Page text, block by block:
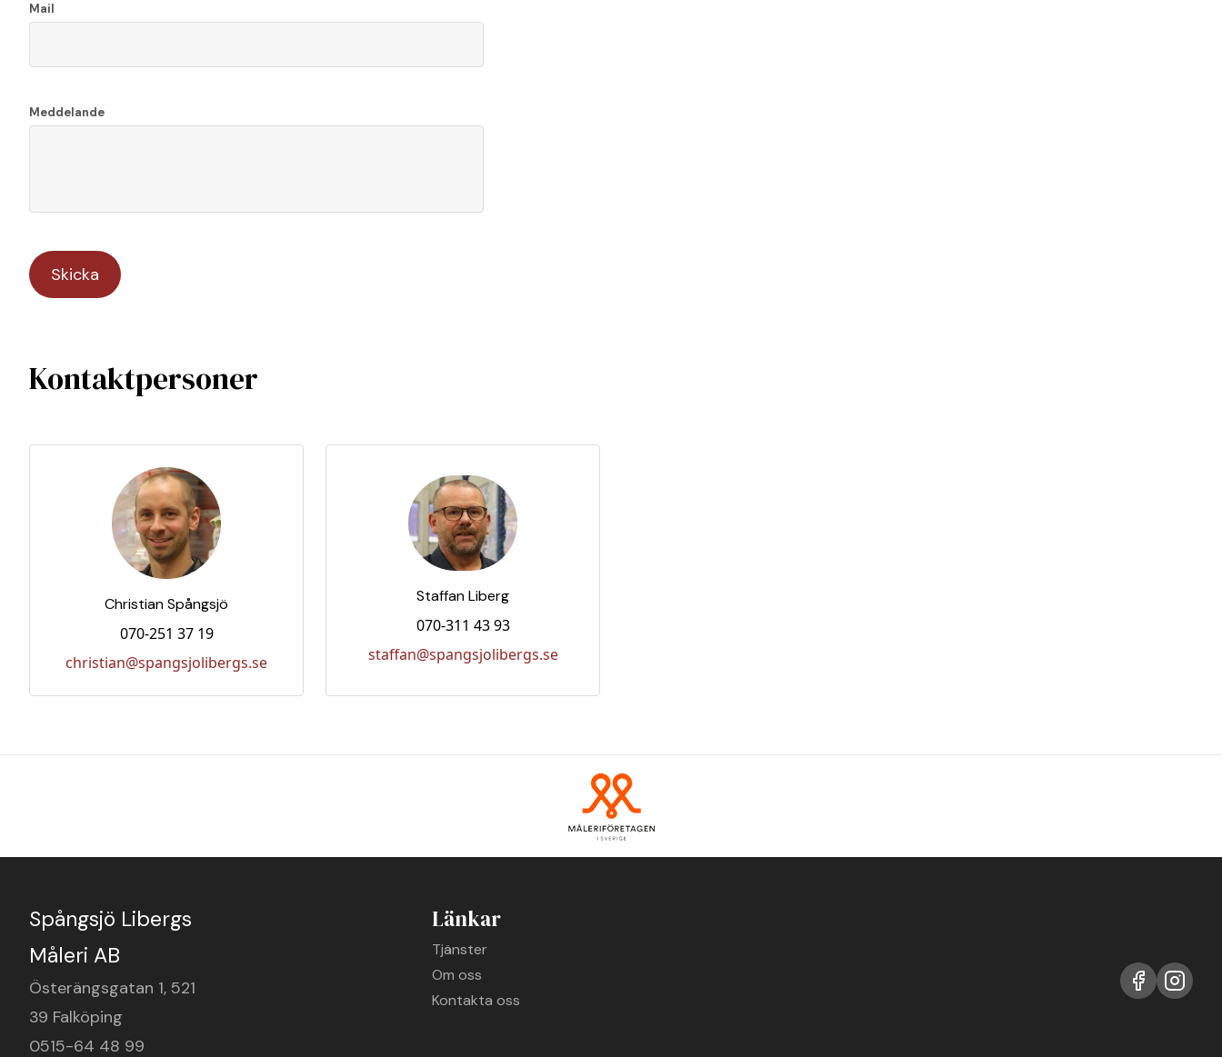
Mail
Meddelande
Kontaktpersoner
Christian Spångsjö
070-251 37 19
christian@spangsjolibergs.se
Staffan Liberg
070-311 43 93
staffan@spangsjolibergs.se
Länkar
Tjänster
Om oss
Kontakta oss
Spångsjö Libergs
Måleri AB
Österängsgatan 1, 521
39 Falköping
0515-64 48 99